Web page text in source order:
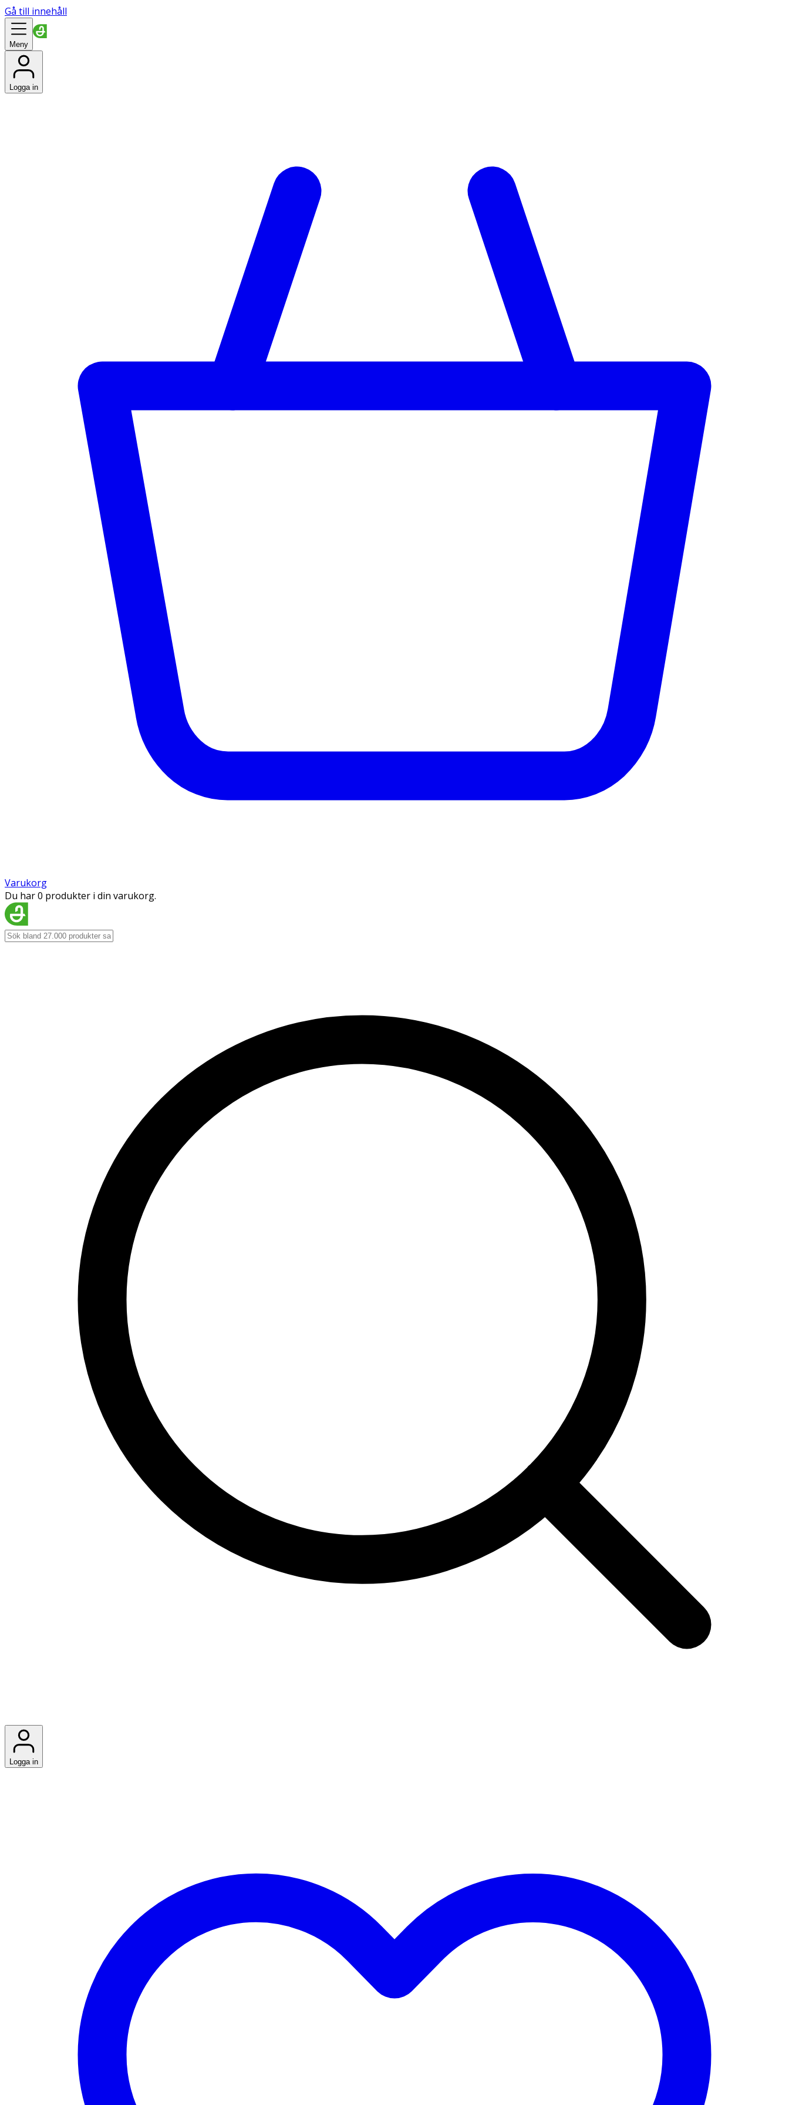
Gå till innehåll
Meny
Logga in
Varukorg
Du har 0 produkter i din varukorg.
Logga in